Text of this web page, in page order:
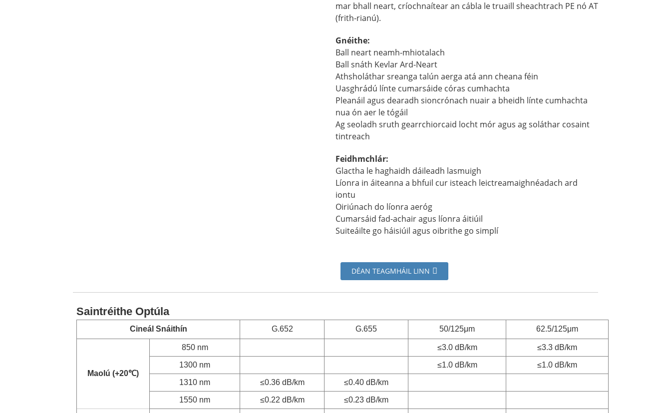
mar bhall neart, críochnaítear an cábla le truaill sheachtrach PE nó AT
(frith-rianú).
Gnéithe:
Ball neart neamh-mhiotalach
Ball snáth Kevlar Ard-Neart
Athsholáthar sreanga talún aerga atá ann cheana féin
Uasghrádú línte cumarsáide córas cumhachta
Pleanáil agus dearadh sioncrónach nuair a bheidh línte cumhachta
nua ón aer le tógáil
Ag seoladh sruth gearrchiorcaid locht mór agus ag soláthar cosaint
tintreach
Feidhmchlár:
Glactha le haghaidh dáileadh lasmuigh
Líonra in áiteanna a bhfuil cur isteach leictreamaighnéadach ard
iontu
Oiriúnach do líonra aeróg
Cumarsáid fad-achair agus líonra áitiúil
Suiteáilte go háisiúil agus oibrithe go simplí
DÉAN TEAGMHÁIL LINN
Saintréithe Optúla
Cineál Snáithín G.652 G.655 50/125μm 62.5/125μm
Maolú (+20℃)
850 nm ≤3.0 dB/km ≤3.3 dB/km
1300 nm ≤1.0 dB/km ≤1.0 dB/km
1310 nm ≤0.36 dB/km ≤0.40 dB/km
1550 nm ≤0.22 dB/km ≤0.23 dB/km